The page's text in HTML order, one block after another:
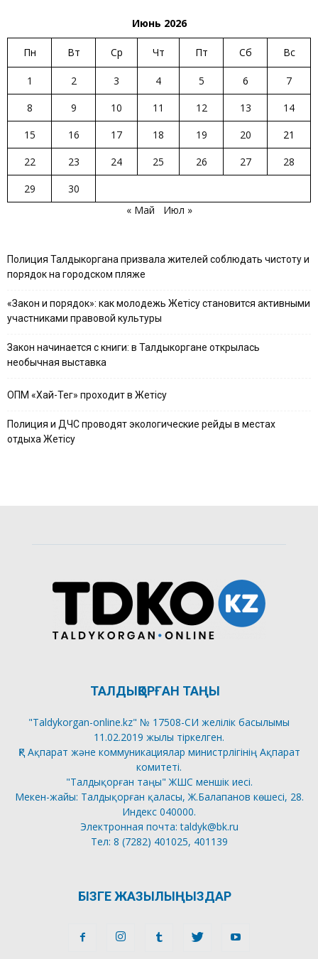
Июнь 2026
Пн Вт Ср Чт Пт Сб Вс
1 2 3 4 5 6
7
8
9 10 11 12 13
14
15
16 17 18 19 20
21
22
23 24 25 26 27
28
29
30
« Май
Июл »
Полиция Талдыкоргана призвала жителей соблюдать чистоту и
порядок на городском пляже
«Закон и порядок»: как молодежь Жетісу становится активными
участниками правовой культуры
Закон начинается с книги: в Талдыкоргане открылась
необычная выставка
ОПМ «Хай-Тег» проходит в Жетісу
Полиция и ДЧС проводят экологические рейды в местах
отдыха Жетісу
ТАЛДЫҚОРҒАН ТАҢЫ
"Taldykorgan-online.kz" № 17508-СИ желілік басылымы
11.02.2019 жылы тіркелген.
ҚР Ақпарат және коммуникациялар министрлігінің Ақпарат
комитеті.
"Талдықорған таңы" ЖШС меншік иесі.
Мекен-жайы: Талдықорған қаласы, Ж.Балапанов көшесі, 28.
Индекс 040000.
Электронная почта: taldyk@bk.ru
Тел: 8 (7282) 401025, 401139
БІЗГЕ ЖАЗЫЛЫҢЫЗДАР